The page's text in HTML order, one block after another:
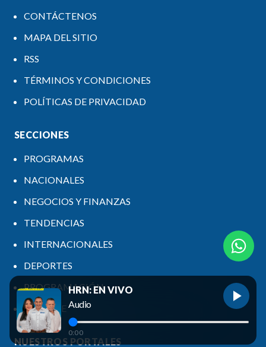
CONTÁCTENOS
MAPA DEL SITIO
RSS
TÉRMINOS Y CONDICIONES
POLÍTICAS DE PRIVACIDAD
SECCIONES
PROGRAMAS
NACIONALES
NEGOCIOS Y FINANZAS
TENDENCIAS
INTERNACIONALES
DEPORTES
PROGRAMACIÓN
HRN LIVE
NUESTROS PORTALES
HRN: EN VIVO
Audio
0:00